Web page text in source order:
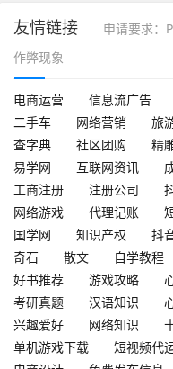
友情链接
申请要求：
作弊现象
电商运营 信息流广告
二手车
网络营销 旅
查字典
社区团购 精
易学网
互联网资讯
工商注册
注册公司
网络游戏
代理记账
国学网
知识产权 抖
奇石
散文 自学教程
好书推荐
游戏攻略
考研真题
汉语知识
兴趣爱好
网络知识
单机游戏下载
短视频代